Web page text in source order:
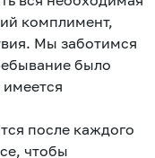
комплимент,
Мы заботимся
было
после каждого
чтобы